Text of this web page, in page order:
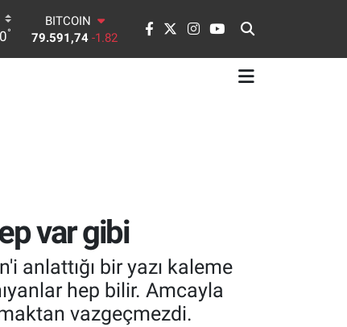
°
BITCOIN
79.591,74 -1.82
var gibi
anlattığı bir yazı kaleme
hep bilir. Amcayla
vazgeçmezdi.